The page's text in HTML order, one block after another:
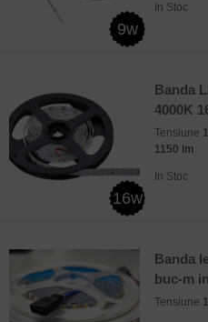
9w
In Stoc
16w
Banda
4000K
Tensiune
1150 lm
In Stoc
Banda
buc-m
Tensiune